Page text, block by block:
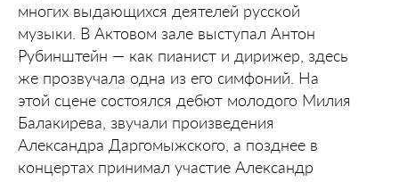
многих выдающихся деятелей русской
музыки. В Актовом зале выступал Антон
Рубинштейн — как пианист и дирижер, здесь
же прозвучала одна из его симфоний. На
этой сцене состоялся дебют молодого Милия
Балакирева, звучали произведения
Александра Даргомыжского, а позднее в
концертах принимал участие Александр